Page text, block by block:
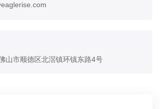
山市顺德区北滘镇环镇东路4号